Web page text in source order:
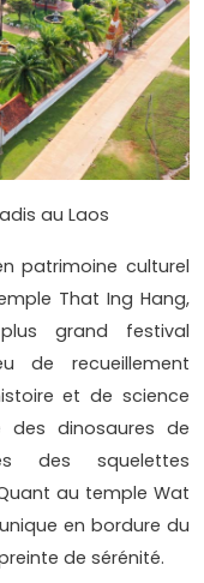
au Laos
patrimoine culturel
That Ing Hang,
grand festival
de recueillement
et de science
des dinosaures de
des squelettes
au temple Wat
en bordure du
de sérénité.